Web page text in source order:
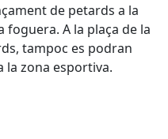
de petards a la
foguera. A la plaça de la
tampoc es podran
zona esportiva.